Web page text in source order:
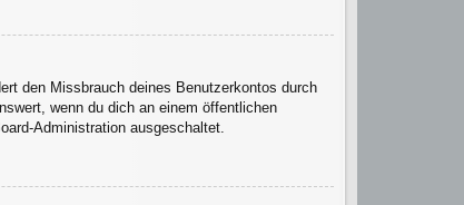
den Missbrauch deines Benutzerkontos durch
wenn du dich an einem öffentlichen
Administration ausgeschaltet.